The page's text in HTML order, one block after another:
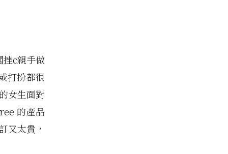
挫c親手做
打扮都很
女生面對
的產品
又太貴，